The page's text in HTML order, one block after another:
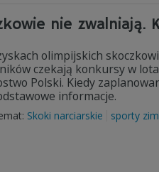
nie zwalniają.
olimpijskich
czekają konkursy w
Polski. Kiedy
informacje.
Skoki narciarskie sporty